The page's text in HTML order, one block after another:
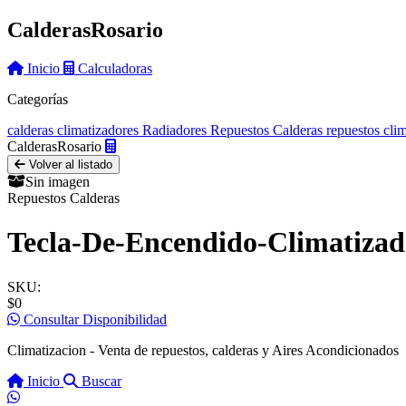
CalderasRosario
Inicio
Calculadoras
Categorías
calderas climatizadores Radiadores Repuestos Calderas repuestos
CalderasRosario
Volver al listado
Sin imagen
Repuestos Calderas
Tecla-De-Encendido-
SKU:
$0
Consultar Disponibilidad
Climatizacion - Venta de repuestos, calderas y Aires Acondicionados
Inicio
Buscar